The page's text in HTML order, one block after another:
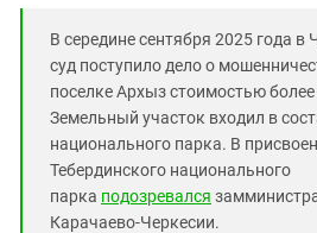
В середине сентября 2025 года в
суд поступило дело о
поселке Архыз стоимостью
Земельный участок входил в
национального парка. В
Тебердинского национального
парка подозревался
Карачаево-Черкесии.